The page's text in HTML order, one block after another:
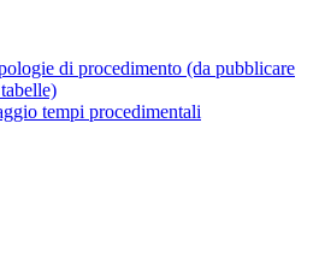
di procedimento (da pubblicare
tempi procedimentali